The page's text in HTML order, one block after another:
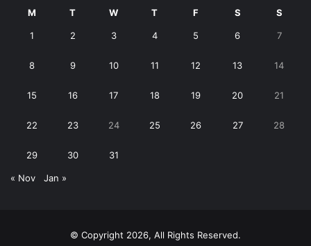
M T W T F S S
1 2 3 4 5 6 7
8 9 10 11 12 13 14
15 16 17 18 19 20 21
22 23 24 25 26 27 28
29 30 31
« Nov Jan »
© Copyright 2026, All Rights Reserved.